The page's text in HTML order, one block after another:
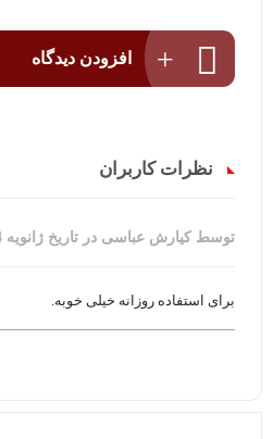
افزودن دیدگاه
نظرات کاربران
توسط کیارش عباسیدر تاریخژانویه 24, 2025
برای استفاده روزانه خیلی خوبه.